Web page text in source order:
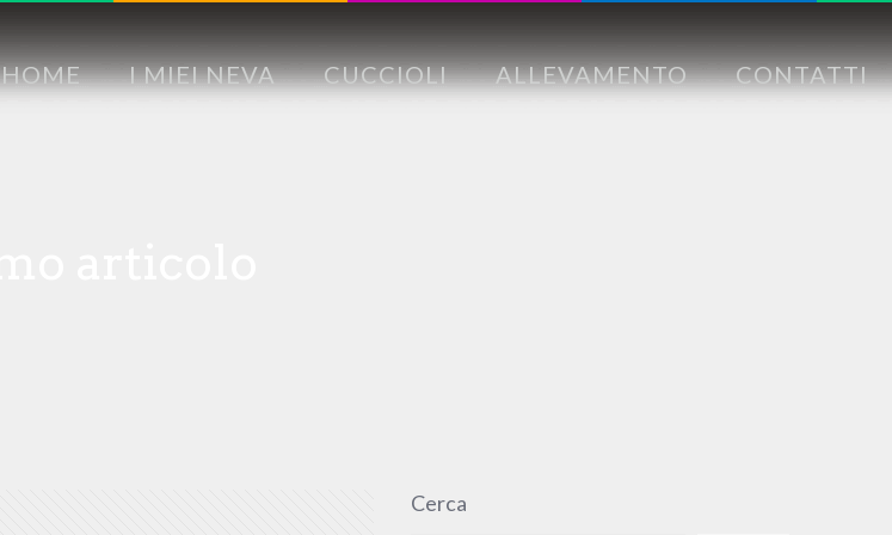
HOME I MIEI NEVA CUCCIOLI ALLEVAMENTO CONTATTI
Cerca